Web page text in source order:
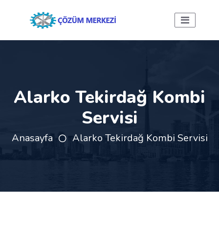
Alarko Tekirdağ Kombi
Servisi
Anasayfa Alarko Tekirdağ Kombi Servisi